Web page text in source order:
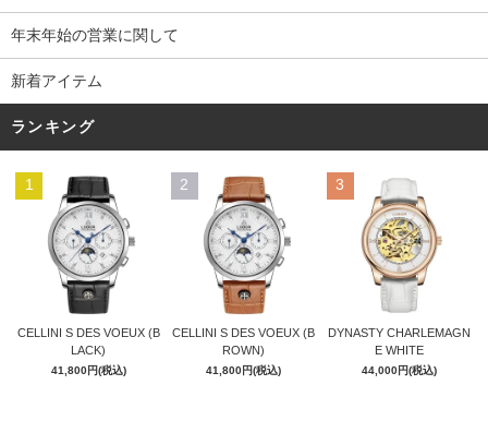
年末年始の営業に関して
新着アイテム
ランキング
1
CELLINI S DES VOEUX (B
LACK)
41,800円(税込)
2
CELLINI S DES VOEUX (B
ROWN)
41,800円(税込)
3
DYNASTY CHARLEMAGN
E WHITE
44,000円(税込)